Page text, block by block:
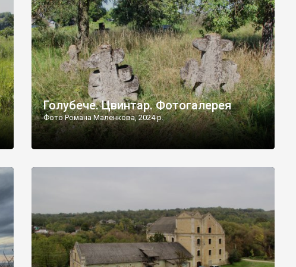
[…]
Голубече. Цвинтар. Фотогалерея
Фото Романа Маленкова, 2024 р.